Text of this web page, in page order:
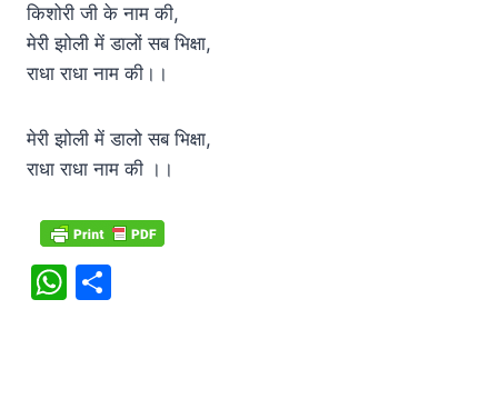
किशोरी जी के नाम की,
मेरी झोली में डालों सब भिक्षा,
राधा राधा नाम की।।
मेरी झोली में डालो सब भिक्षा,
राधा राधा नाम की ।।
W